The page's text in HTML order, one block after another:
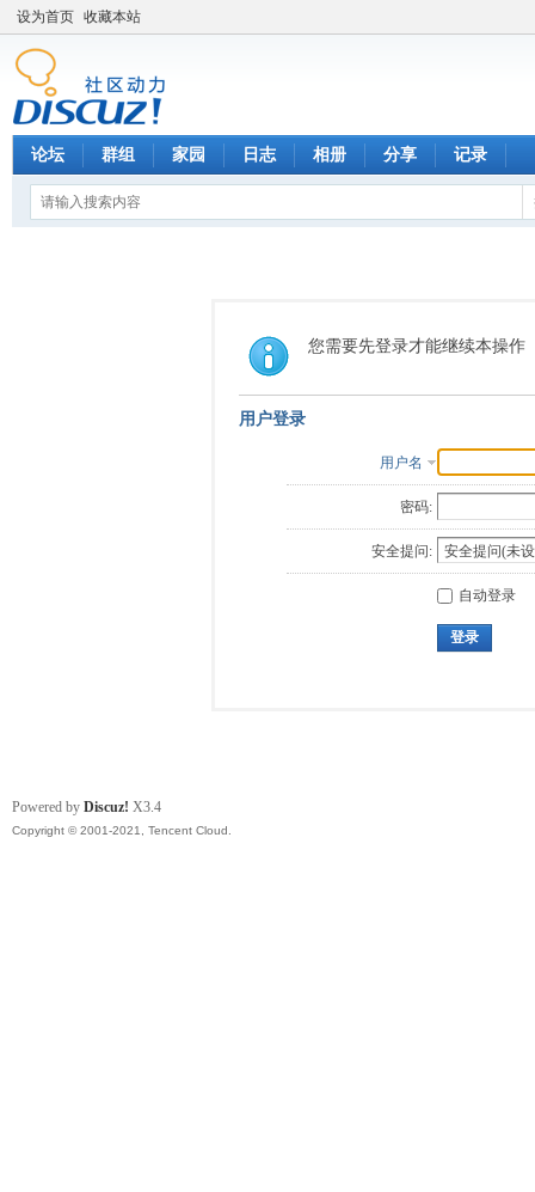
设为首页 收藏本站
论坛 群组 家园 日志 相册 分享 记录
您需要先登录才能继续本操作
用户登录
用户名
密码:
安全提问:
自动登录
登录
Powered by Discuz! X3.4
Copyright © 2001-2021, Tencent Cloud.